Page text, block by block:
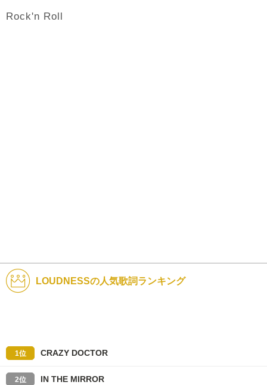
Rock'n Roll
LOUDNESSの人気歌詞ランキング
1位 CRAZY DOCTOR
2位 IN THE MIRROR